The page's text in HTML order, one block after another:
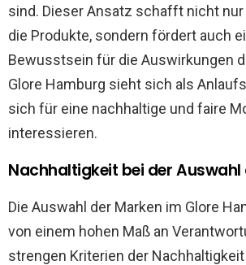
sind. Dieser Ansatz schafft nicht nur
die Produkte, sondern fördert auch
Bewusstsein für die Auswirkungen
Glore Hamburg sieht sich als
sich für eine nachhaltige und faire
interessieren.
Nachhaltigkeit bei der Auswahl
Die Auswahl der Marken im Glore
von einem hohen Maß an
strengen Kriterien der